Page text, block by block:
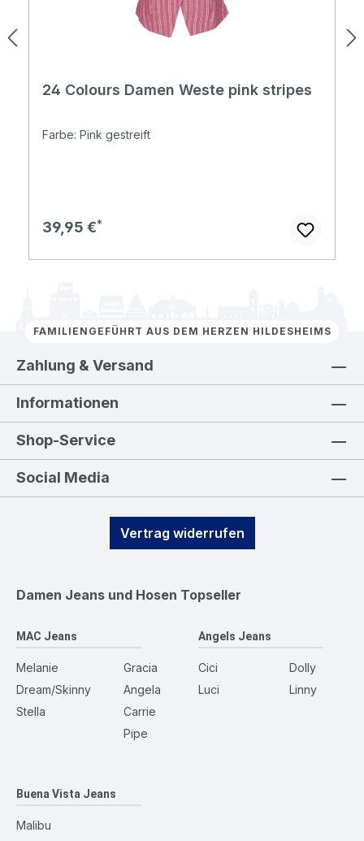
24 Colours Damen Weste pink stripes
Farbe: Pink gestreift
Regulärer Preis:
39,95 €
FAMILIENGEFÜHRT AUS DEM HERZEN HILDESHEIMS
Zahlung & Versand
Informationen
Shop-Service
Social Media
Vertrag widerrufen
Damen Jeans und Hosen Topseller
MAC Jeans
Melanie
Dream/Skinny
Stella
Gracia
Angela
Carrie
Pipe
Angels Jeans
Cici
Luci
Dolly
Linny
Buena Vista Jeans
Malibu